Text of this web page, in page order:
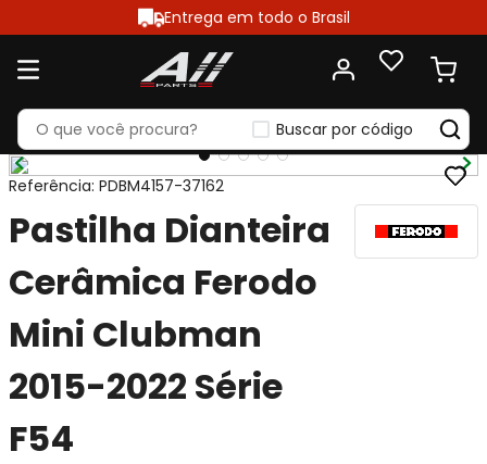
Entrega em todo o Brasil
Buscar por código
Referência: PDBM4157-37162
Pastilha Dianteira
Cerâmica Ferodo
Mini Clubman
2015-2022 Série
F54